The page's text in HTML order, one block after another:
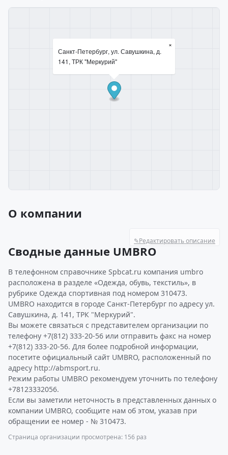
Санкт-Петербург, ул. Савушкина, д.
141, ТРК "Меркурий"
×
О компании
✎Редактировать описание
Сводные данные UMBRO
В телефонном справочнике Spbcat.ru компания umbro
расположена в разделе «Одежда, обувь, текстиль», в
рубрике Одежда спортивная под номером 310473.
UMBRO находится в городе Санкт-Петербург по адресу ул.
Савушкина, д. 141, ТРК "Меркурий".
Вы можете связаться с представителем организации по
телефону +7(812) 333-20-56 или отправить факс на номер
+7(812) 333-20-56. Для более подробной информации,
посетите официальный сайт UMBRO, расположенный по
адресу http://abmsport.ru.
Режим работы UMBRO рекомендуем уточнить по телефону
+78123332056.
Если вы заметили неточность в представленных данных о
компании UMBRO, сообщите нам об этом, указав при
обращении ее номер - № 310473.
Страница организации просмотрена: 156 раз